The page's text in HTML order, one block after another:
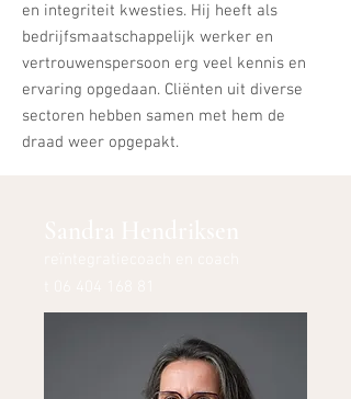
en integriteit kwesties. Hij heeft als
bedrijfsmaatschappelijk werker en
vertrouwenspersoon erg veel kennis en
ervaring opgedaan. Cliënten uit diverse
sectoren hebben samen met hem de
draad weer opgepakt.